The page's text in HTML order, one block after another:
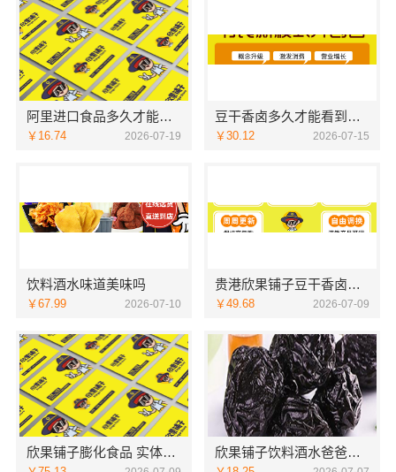
阿里进口食品多久才能看到收益
￥16.74 2026-07-19
豆干香卤多久才能看到收益
￥30.12 2026-07-15
饮料酒水味道美味吗
￥67.99 2026-07-10
贵港欣果铺子豆干香卤借用微平台受众精准
￥49.68 2026-07-09
欣果铺子膨化食品 实体店面模式细化 欣果铺子饮料酒水爸爸的强烈推荐